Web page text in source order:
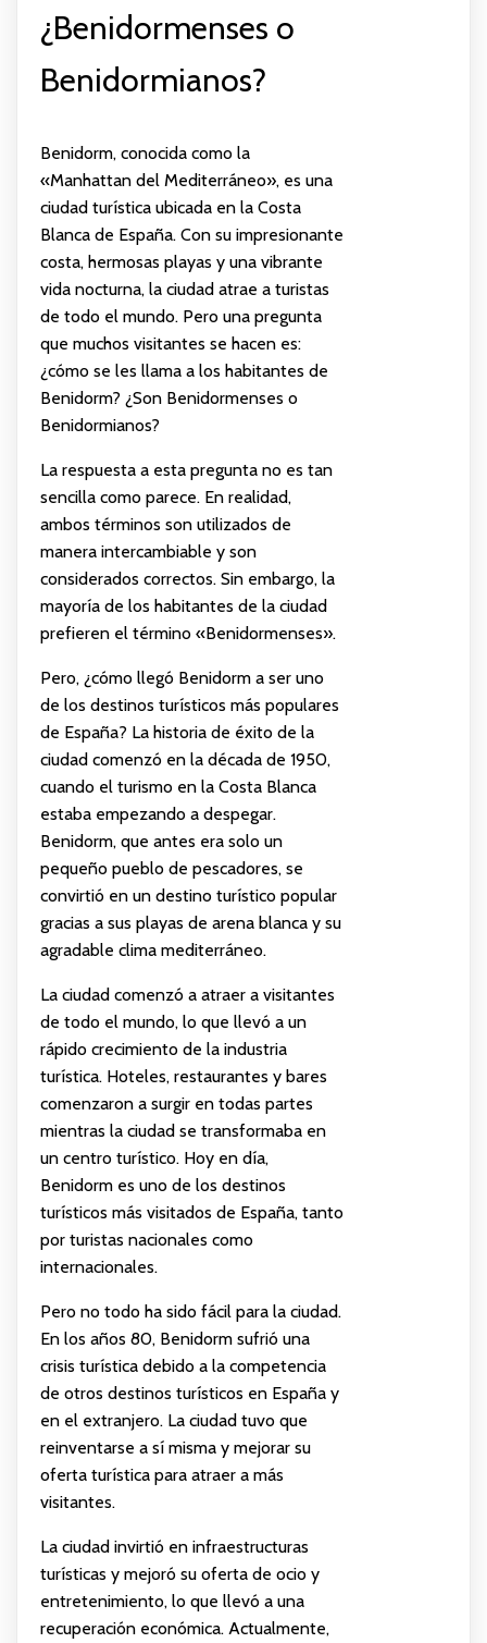
¿Benidormenses o
Benidormianos?
Benidorm, conocida como la
«Manhattan del Mediterráneo», es una
ciudad turística ubicada en la Costa
Blanca de España. Con su impresionante
costa, hermosas playas y una vibrante
vida nocturna, la ciudad atrae a turistas
de todo el mundo. Pero una pregunta
que muchos visitantes se hacen es:
¿cómo se les llama a los habitantes de
Benidorm? ¿Son Benidormenses o
Benidormianos?
La respuesta a esta pregunta no es tan
sencilla como parece. En realidad,
ambos términos son utilizados de
manera intercambiable y son
considerados correctos. Sin embargo, la
mayoría de los habitantes de la ciudad
prefieren el término «Benidormenses».
Pero, ¿cómo llegó Benidorm a ser uno
de los destinos turísticos más populares
de España? La historia de éxito de la
ciudad comenzó en la década de 1950,
cuando el turismo en la Costa Blanca
estaba empezando a despegar.
Benidorm, que antes era solo un
pequeño pueblo de pescadores, se
convirtió en un destino turístico popular
gracias a sus playas de arena blanca y su
agradable clima mediterráneo.
La ciudad comenzó a atraer a visitantes
de todo el mundo, lo que llevó a un
rápido crecimiento de la industria
turística. Hoteles, restaurantes y bares
comenzaron a surgir en todas partes
mientras la ciudad se transformaba en
un centro turístico. Hoy en día,
Benidorm es uno de los destinos
turísticos más visitados de España, tanto
por turistas nacionales como
internacionales.
Pero no todo ha sido fácil para la ciudad.
En los años 80, Benidorm sufrió una
crisis turística debido a la competencia
de otros destinos turísticos en España y
en el extranjero. La ciudad tuvo que
reinventarse a sí misma y mejorar su
oferta turística para atraer a más
visitantes.
La ciudad invirtió en infraestructuras
turísticas y mejoró su oferta de ocio y
entretenimiento, lo que llevó a una
recuperación económica. Actualmente,